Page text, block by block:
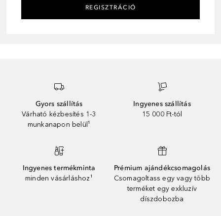
REGISZTRÁCIÓ
Gyors szállítás
Várható kézbesítés 1-3
munkanapon belül¹
Ingyenes szállítás
15 000 Ft-tól
Ingyenes termékminta
minden vásárláshoz¹
Prémium ajándékcsomagolás
Csomagoltass egy vagy több
terméket egy exkluzív
díszdobozba